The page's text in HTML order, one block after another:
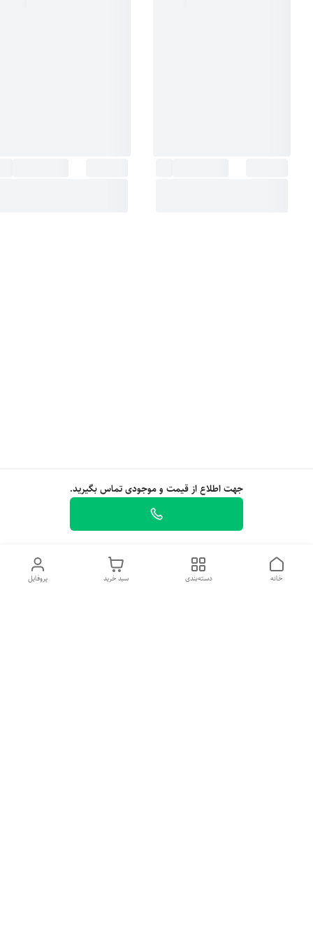
جهت اطلاع از قیمت و موجودی تماس بگیرید.
پروفایل سبد خرید دسته‌بندی خانه